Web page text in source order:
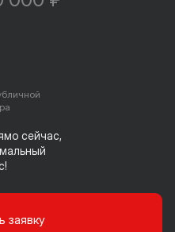
сейчас,
заявку